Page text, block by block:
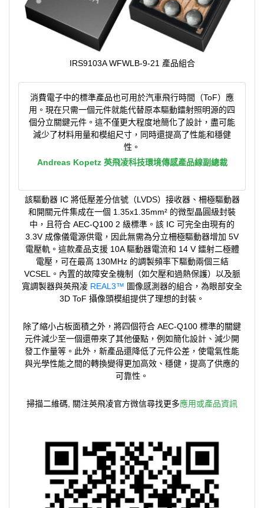
IRS9103A WFWLB-9-21 產品組合
消費電子中的標準產品也可用於汽車飛行時間（ToF）應
用。現在只需一個元件就能代替原本驅動鐳射照明源的四
個分立關鍵元件。這不僅更大程度地簡化了設計，盡可能
減少了材料用量和模組尺寸，同時還提高了性能和穩健
性。
Andreas Kopetz 英飛凌科技環境傳感產品線副總裁
該驅動器 IC 將低壓差分信號（LVDS）接收器、柵極驅動器
和開關元件集成在一個 1.35x1.35mm² 的微型晶圓級封裝
中，且符合 AEC-Q100 2 級標準。該 IC 可完全由現有的
3.3V 成像儀電源供電，因此無需為分立柵極驅動器增加 5V
電壓軌。這款產品支援 10A 驅動器電流和 14 V 鐳射二極體
電壓，可在最高 130MHz 的調製頻率下驅動兩個三結
VCSEL。內置的故障安全機制（如欠壓和過熱保護）以及脈
寬調製器與英飛凌 REAL3™ 圖像感測器的組合，為眼部安全
3D ToF 攝像頭模組提供了理想的封裝。
除了縮小占板面積之外，將四個符合 AEC-Q100 標準的關鍵
元件減少至一個還帶來了其他優點，例如簡化設計、減少開
發工作量等。此外，新產品還降低了元件公差，使電氣性能
與光學性能之間的轉換變得更加高效、穩健，提高了供應的
可靠性。
掃描二維碼, 關注英飛凌官方微信尋找更多應用或產品資訊